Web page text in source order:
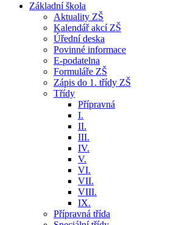
Základní škola
Aktuality ZŠ
Kalendář akcí ZŠ
Úřední deska
Povinné informace
E-podatelna
Formuláře ZŠ
Zápis do 1. třídy ZŠ
Třídy
Přípravná
I.
II.
III.
IV.
V.
VI.
VII.
VIII.
IX.
Přípravná třída